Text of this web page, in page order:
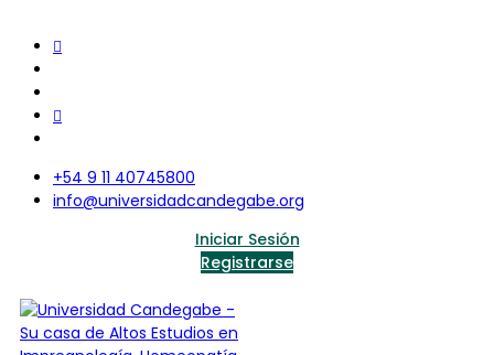
+54 9 11 40745800
info@universidadcandegabe.org
Iniciar Sesión
Registrarse